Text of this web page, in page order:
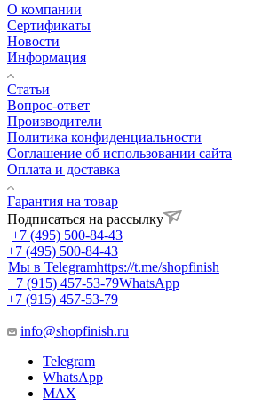
О компании
Сертификаты
Новости
Информация
Статьи
Вопрос-ответ
Производители
Политика конфиденциальности
Соглашение об использовании сайта
Оплата и доставка
Гарантия на товар
Подписаться на рассылку
+7 (495) 500-84-43
+7 (495) 500-84-43
Мы в Telegramhttps://t.me/shopfinish
+7 (915) 457-53-79WhatsApp
+7 (915) 457-53-79
info@shopfinish.ru
Telegram
WhatsApp
MAX